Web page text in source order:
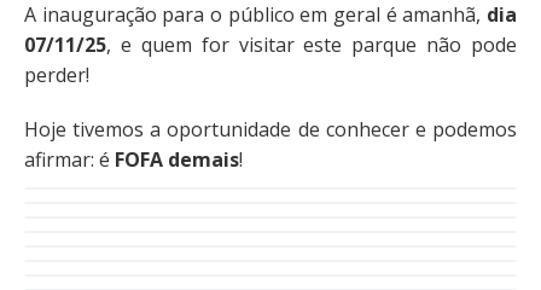
A inauguração para o público em geral é amanhã, dia
07/11/25, e quem for visitar este parque não pode
perder!
Hoje tivemos a oportunidade de conhecer e podemos
afirmar: é FOFA demais!